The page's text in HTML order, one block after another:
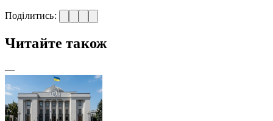
Поділитись:
Читайте також
—